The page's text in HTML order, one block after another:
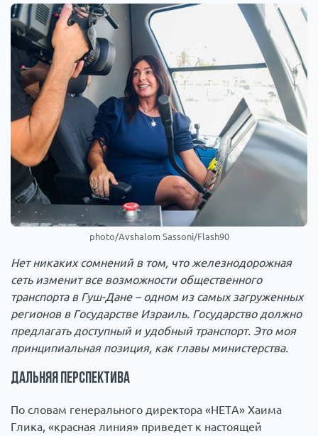
photo/Avshalom Sassoni/Flash90
Нет никаких сомнений в том, что железнодорожная
сеть изменит все возможности общественного
транспорта в Гуш-Дане – одном из самых загруженных
регионов в Государстве Израиль. Государство должно
предлагать доступный и удобный транспорт. Это моя
принципиальная позиция, как главы министерства.
Дальняя перспектива
По словам генерального директора «НЕТА» Хаима
Глика, «красная линия» приведет к настоящей